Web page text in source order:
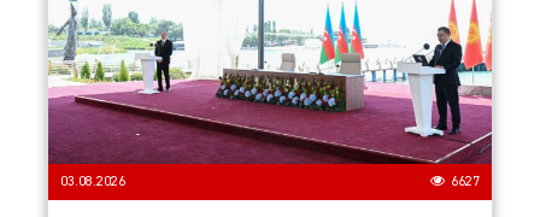
03.08.2026 6627